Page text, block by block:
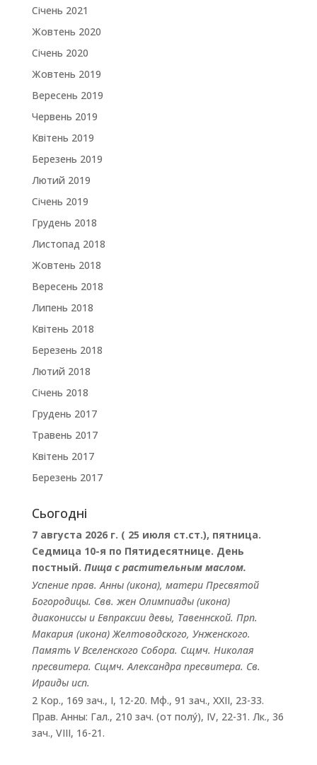
Січень 2021
Жовтень 2020
Січень 2020
Жовтень 2019
Вересень 2019
Червень 2019
Квітень 2019
Березень 2019
Лютий 2019
Січень 2019
Грудень 2018
Листопад 2018
Жовтень 2018
Вересень 2018
Липень 2018
Квітень 2018
Березень 2018
Лютий 2018
Січень 2018
Грудень 2017
Травень 2017
Квітень 2017
Березень 2017
Сьогодні
7 августа 2026 г. ( 25 июля ст.ст.), пятница.
Седмица 10-я по Пятидесятнице. День
постный. Пища с растительным маслом.
Успение прав.Анны(икона), матери Пресвятой
Богородицы. Свв. жен Олимпиады(икона)
диакониссы и Евпраксиидевы, Тавеннской. Прп.
Макария (икона) Желтоводского, Унженского.
Память V Вселенского Собора. Сщмч. Николая
пресвитера. Сщмч.Александрапресвитера. Св.
Ираидыисп.
2 Кор., 169 зач., I, 12-20. Мф., 91 зач., XXII, 23-33.
Прав. Анны: Гал., 210 зач. (от полу́), IV, 22-31. Лк., 36
зач., VIII, 16-21.